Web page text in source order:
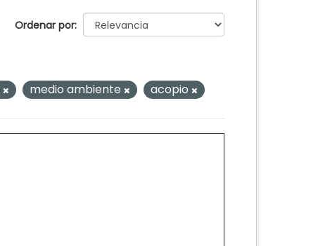
Ordenar por
medio ambiente acopio